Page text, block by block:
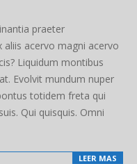
praeter
acervo magni acervo
Liquidum montibus
Evolvit mundum nuper
totidem freta qui
Qui quisquis. Omni
LEER MAS